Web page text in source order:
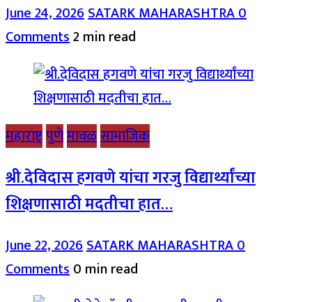
June 24, 2026SATARK MAHARASHTRA0
Comments2 min read
महाराष्ट्रपुणेमावळसामाजिक
श्री.देविदास हगवणे यांचा गरजु विद्यार्थ्यांच्या
शिक्षणासाठी मदतीचा हात…
June 22, 2026SATARK MAHARASHTRA0
Comments0 min read